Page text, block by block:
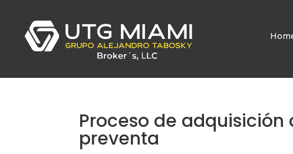
Proceso de
preventa